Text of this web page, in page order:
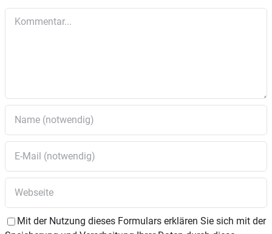
Mit der Nutzung dieses Formulars erklären Sie sich mit der